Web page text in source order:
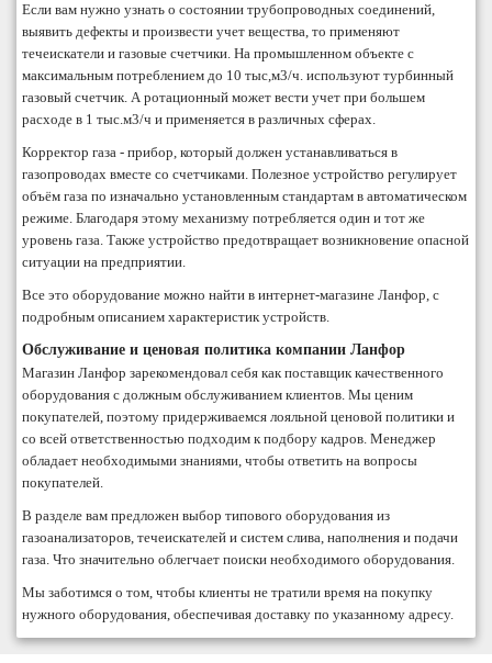
Если вам нужно узнать о состоянии трубопроводных соединений,
выявить дефекты и произвести учет вещества, то применяют
течеискатели и газовые счетчики. На промышленном объекте с
максимальным потреблением до 10 тыс,м3/ч. используют турбинный
газовый счетчик. А ротационный может вести учет при большем
расходе в 1 тыс.м3/ч и применяется в различных сферах.
Корректор газа - прибор, который должен устанавливаться в
газопроводах вместе со счетчиками. Полезное устройство регулирует
объём газа по изначально установленным стандартам в автоматическом
режиме. Благодаря этому механизму потребляется один и тот же
уровень газа. Также устройство предотвращает возникновение опасной
ситуации на предприятии.
Все это оборудование можно найти в интернет-магазине Ланфор, с
подробным описанием характеристик устройств.
Обслуживание и ценовая политика компании Ланфор
Магазин Ланфор зарекомендовал себя как поставщик качественного
оборудования с должным обслуживанием клиентов. Мы ценим
покупателей, поэтому придерживаемся лояльной ценовой политики и
со всей ответственностью подходим к подбору кадров. Менеджер
обладает необходимыми знаниями, чтобы ответить на вопросы
покупателей.
В разделе вам предложен выбор типового оборудования из
газоанализаторов, течеискателей и систем слива, наполнения и подачи
газа. Что значительно облегчает поиски необходимого оборудования.
Мы заботимся о том, чтобы клиенты не тратили время на покупку
нужного оборудования, обеспечивая доставку по указанному адресу.